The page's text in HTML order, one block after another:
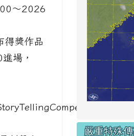
～2026
得獎作品
場，
嚴重特殊